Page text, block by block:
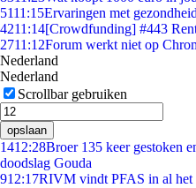
5111:15Ervaringen met
4211:14[Crowdfunding] #443
2711:12Forum werkt niet op
Nederland
Nederland
Scrollbar gebruiken
opslaan
1412:28Broer 135 keer gestoken
doodslag Gouda
912:17RIVM vindt PFAS in al het